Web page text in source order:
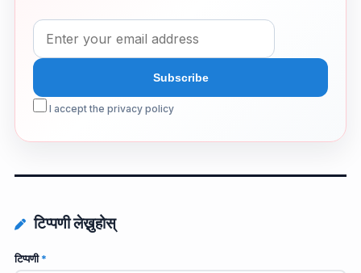
I accept the privacy policy
टिप्पणी लेख्नुहोस्
टिप्पणी*